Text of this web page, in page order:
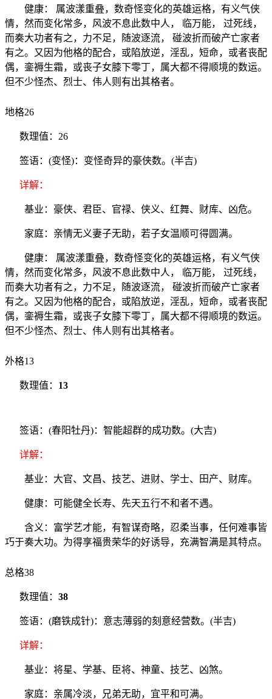
健康： 属波漾重叠，数奇怪变化的英雄运格，有义气侠
情，然而变化常多，风波不息此数中人， 临万能， 过死线，
而奏大功者有之，力不足，随波逐流， 碰波折而破产亡家者
有之。又因为他格的配合，或陷放逆，淫乱，短命，或者丧配
偶，銮褥生霜，或丧子女膝下零丁，属大都不得顺境的数运。
但不少怪杰、烈士、伟人则有出其格者。
地格26
数理值：26
签语：(变怪)：变怪奇异的豪侠数。(半吉)
详解：
基业：豪侠、君臣、官禄、侠义、红舞、财库、凶危。
家庭：亲情无义妻子无助，若子女温顺可得圆满。
健康： 属波漾重叠，数奇怪变化的英雄运格，有义气侠
情，然而变化常多，风波不息此数中人， 临万能， 过死线，
而奏大功者有之，力不足，随波逐流， 碰波折而破产亡家者
有之。又因为他格的配合，或陷放逆，淫乱，短命，或者丧配
偶，銮褥生霜，或丧子女膝下零丁，属大都不得顺境的数运。
但不少怪杰、烈士、伟人则有出其格者。
外格13
数理值： 13
签语：(春阳牡丹)：智能超群的成功数。(大吉)
详解：
基业：大官、文昌、技艺、进财、学士、田产、财库。
健康：可能健全长寿、先天五行不和者不遇。
含义：富学艺才能，有智谋奇略，忍柔当事，任何难事皆
巧于奏大功。为得享福贵荣华的好诱导，充满智满是其特点。
总格38
数理值： 38
签语：(磨铁成针)：意志薄弱的刻意经营数。(半吉)
详解：
基业：将星、学基、臣将、神童、技艺、凶煞。
家庭：亲属冷淡，兄弟无助，宜平和可满。